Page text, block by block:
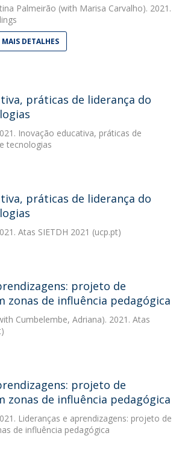
Palmeirão (with Marisa Carvalho). 2021.
MAIS DETALHES
práticas de liderança do
Inovação educativa, práticas de
tecnologias
práticas de liderança do
Atas SIETDH 2021 (ucp.pt)
projeto de
zonas de influência pedagógica
Cumbelembe, Adriana). 2021. Atas
projeto de
zonas de influência pedagógica
Lideranças e aprendizagens: projeto de
de influência pedagógica